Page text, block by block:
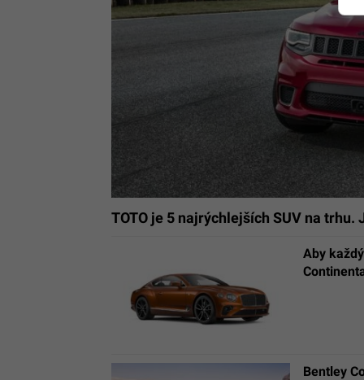
TOTO je 5 najrýchlejších SUV na
Aby
Bentley